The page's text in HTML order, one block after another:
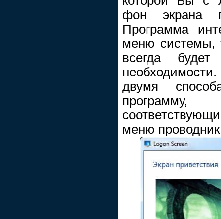
фон экрана
Программа
меню системы,
всегда
двумя
меню